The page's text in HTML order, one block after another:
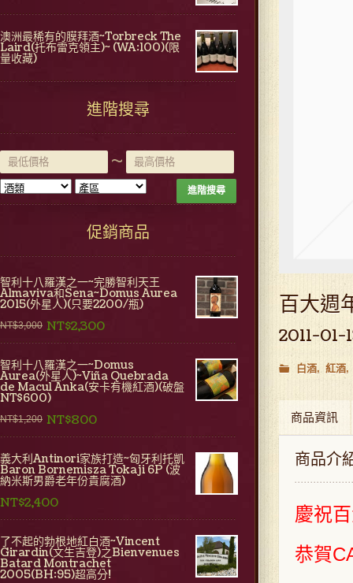
澳洲最稀有的膜拜酒~Torbreck The
Laird(托布雷克領主)~ (WA:100)(限
量收藏)
進階搜尋
~
進階搜尋
促銷商品
智利十八羅漢之一~完勝智利天王
Almaviva和Sena~Domus Aurea
2015(外星人)(只要2200/瓶)
NT$3,000 NT$2,300
智利十八羅漢之一~Domus
Aurea(外星人)~Viña Quebrada
de Macul Anka(安卡有機紅酒)(破盤
NT$600)
NT$1,200 NT$800
義大利Antinori家族打造~匈牙利托凱
Baron Bornemisza Tokaji 6P (波
納米斯男爵老年份貴腐酒)
NT$2,400
了不起的勃根地紅白酒~Vincent
Girardin(文生吉登)之Bienvenues
Batard Montrachet
2005(BH:95)超高分!
百大週
2011-01-
白酒 紅酒
商品資訊
商品介
慶祝
恭賀